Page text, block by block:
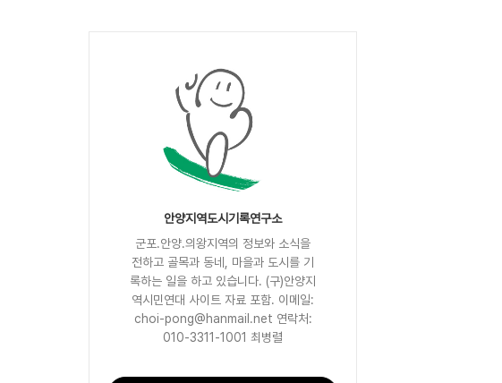
안양지역도시기록연구소
군포.안양.의왕지역의 정보와 소식을
전하고 골목과 동네, 마을과 도시를 기
록하는 일을 하고 있습니다. (구)안양지
역시민연대 사이트 자료 포함. 이메일:
choi-pong@hanmail.net 연락처:
010-3311-1001 최병렬